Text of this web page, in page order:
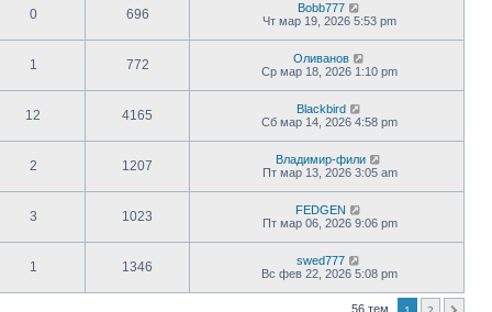
0 696
Bobb777
Чт мар 19, 2026 5:53 pm
1 772
Оливанов
Ср мар 18, 2026 1:10 pm
12 4165
Blackbird
Сб мар 14, 2026 4:58 pm
2 1207
Владимир-фили
Пт мар 13, 2026 3:05 am
3 1023
FEDGEN
Пт мар 06, 2026 9:06 pm
1 1346
swed777
Вс фев 22, 2026 5:08 pm
56 тем